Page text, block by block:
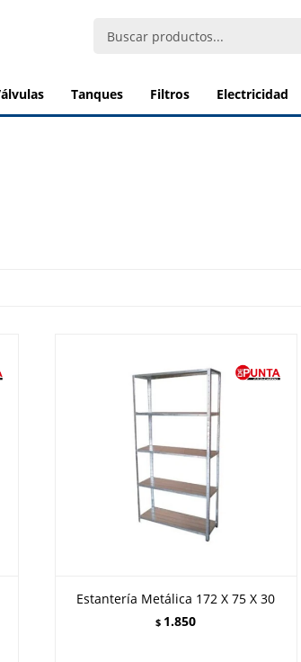
válvulas tanques filtros electricidad
Estantería Metálica 172 X 75 X 30
$ 1.850